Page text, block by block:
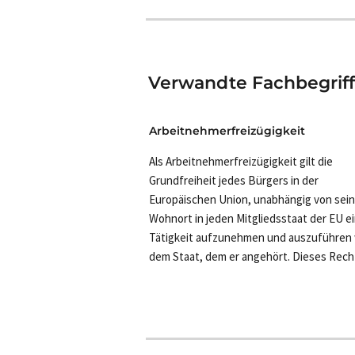
Verwandte
Arbeitnehmerfreizügigkeit
Als Arbeitnehmerfreizügigkeit gilt die
Grundfreiheit jedes Bürgers in der
Europäischen Union, unabhängig von
Wohnort in jeden Mitgliedsstaat der EU
Tätigkeit aufzunehmen und auszuführen
dem Staat, dem er angehört. Dieses